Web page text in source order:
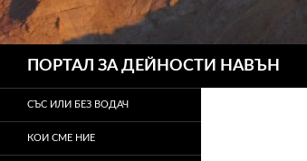
ПОРТАЛ ЗА ДЕЙНОСТИ НАВЪН
СЪС ИЛИ БЕЗ ВОДАЧ
КОИ СМЕ НИЕ